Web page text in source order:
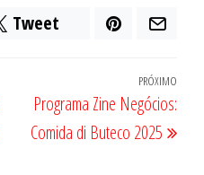
Tweet
PRÓXIMO
Programa Zine Negócios:
Comida di Buteco 2025